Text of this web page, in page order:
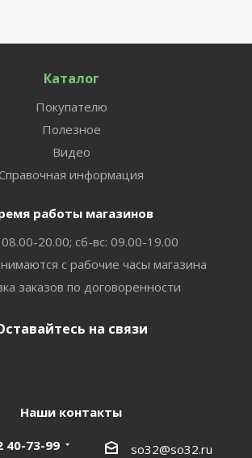
Каталог
Покупателю
Полезное
Видео
Справочная информация
работы магазинов
20.00; сб-вс: 09.00-19.00
с рабочие часы магазина
заказов по договоренности
на связи
Наши контакты
40-73-99 so32@so32.ru